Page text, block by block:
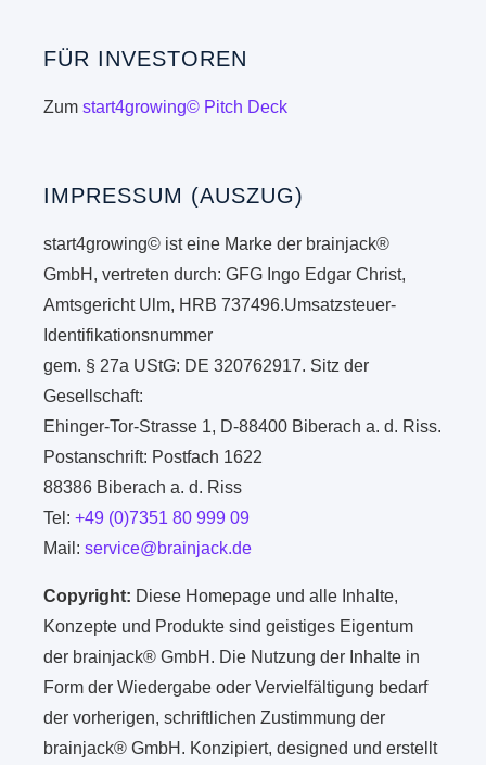
FÜR INVESTOREN
Zumstart4growing© Pitch Deck
IMPRESSUM (AUSZUG)
start4growing© ist eine Marke der brainjack®
GmbH, vertreten durch: GFG Ingo Edgar Christ,
Amtsgericht Ulm, HRB 737496.Umsatzsteuer-
Identifikationsnummer
gem. § 27a UStG: DE 320762917. Sitz der
Gesellschaft:
Ehinger-Tor-Strasse 1, D-88400 Biberach a. d. Riss.
Postanschrift: Postfach 1622
88386 Biberach a. d. Riss
Tel:+49 (0)7351 80 999 09
Mail:service@brainjack.de
Copyright: Diese Homepage und alle Inhalte,
Konzepte und Produkte sind geistiges Eigentum
der brainjack® GmbH. Die Nutzung der Inhalte in
Form der Wiedergabe oder Vervielfältigung bedarf
der vorherigen, schriftlichen Zustimmung der
brainjack® GmbH. Konzipiert, designed und erstellt